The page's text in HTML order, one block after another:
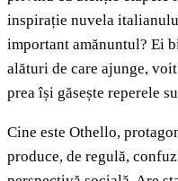
inspirație nuvela
important amănuntul? Ei
alături de care ajunge,
prea își găsește reperele
Cine este Othello,
produce, de regulă,